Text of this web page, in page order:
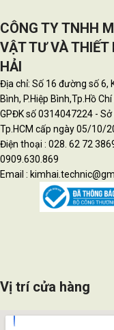
CÔNG TY TNHH
VẬT TƯ VÀ THIẾT
HẢI
Địa chỉ: Số 16 đường số 6,
Bình, P.Hiệp Bình,Tp.Hồ
GPĐK số 0314047224 - Sở
Tp.HCM cấp ngày 05/10/
Điện thoại : 028. 62 72
0909.630.869
Email :
Vị trí cửa hàng